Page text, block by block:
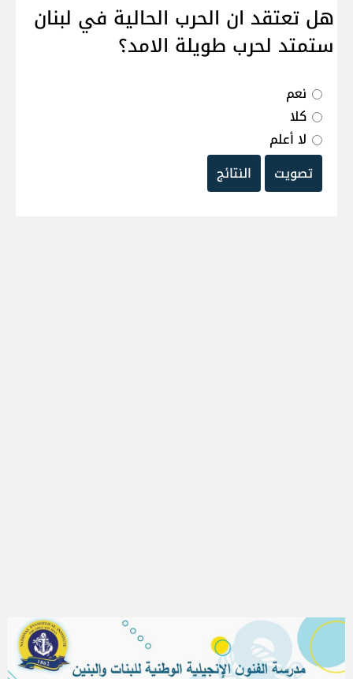
هل تعتقد ان الحرب الحالية في لبنان
ستمتد لحرب طويلة الامد؟
نعم
كلا
لا أعلم
تصويت
النتائج